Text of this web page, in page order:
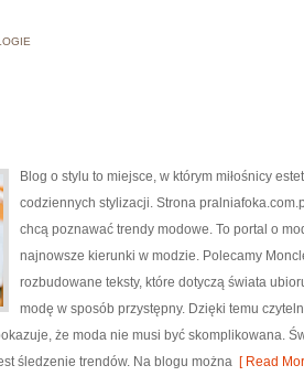
Blog o stylu to miejsce, w którym miłośnicy
codziennych stylizacji. Strona
chcą poznawać trendy modowe. To portal o
najnowsze kierunki w modzie. Polecamy
rozbudowane teksty, które dotyczą świata
modę w sposób przystępny. Dzięki temu
że moda nie musi być skomplikowana.
śledzenie trendów. Na blogu można [ Read